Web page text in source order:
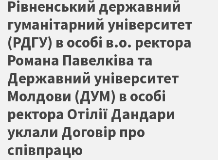
Рівненський державний
гуманітарний університет
(РДГУ) в особі в.о. ректора
Романа Павелківа та
Державний університет
Молдови (ДУМ) в особі
ректора Отілії Дандари
уклали Договір про
співпрацю